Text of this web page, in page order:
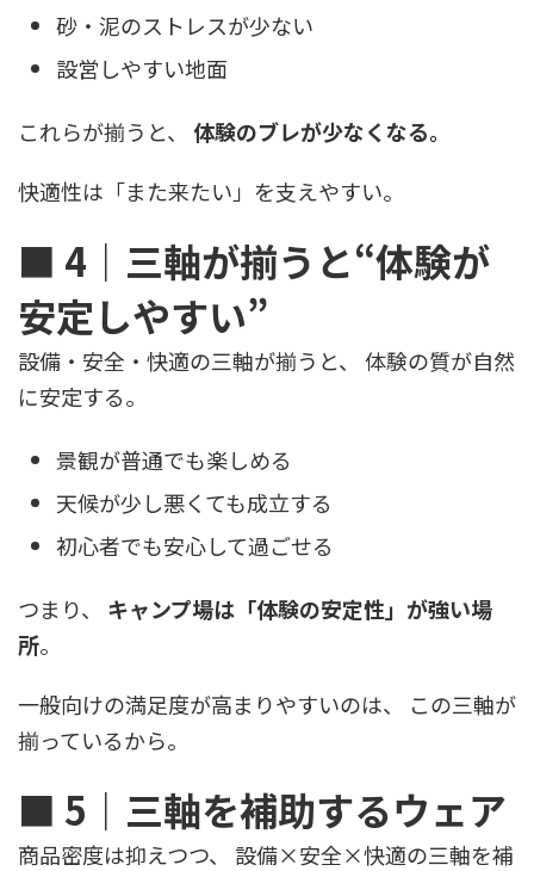
砂・泥のストレスが少ない
設営しやすい地面
これらが揃うと、 体験のブレが少なくなる。
快適性は「また来たい」を支えやすい。
■ 4｜三軸が揃うと“体験が
安定しやすい”
設備・安全・快適の三軸が揃うと、 体験の質が自然
に安定する。
景観が普通でも楽しめる
天候が少し悪くても成立する
初心者でも安心して過ごせる
つまり、 キャンプ場は「体験の安定性」が強い場
所。
一般向けの満足度が高まりやすいのは、 この三軸が
揃っているから。
■ 5｜三軸を補助するウェア
商品密度は抑えつつ、 設備×安全×快適の三軸を補